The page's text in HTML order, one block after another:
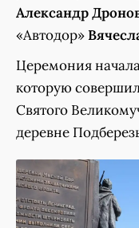
Александр
«Автодор»
Церемония
которую
Святого
деревне